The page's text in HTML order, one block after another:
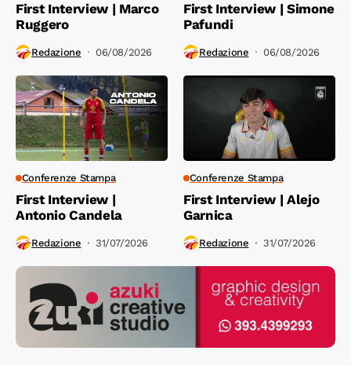
First Interview | Marco
Ruggero
Redazione 06/08/2026
First Interview | Simone
Pafundi
Redazione 06/08/2026
Conferenze Stampa
First Interview |
Antonio Candela
Redazione 31/07/2026
Conferenze Stampa
First Interview | Alejo
Garnica
Redazione 31/07/2026